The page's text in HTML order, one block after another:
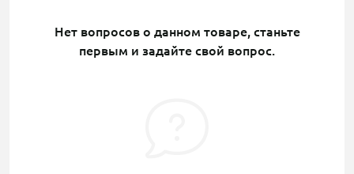
Нет вопросов о данном товаре, станьте
первым и задайте свой вопрос.